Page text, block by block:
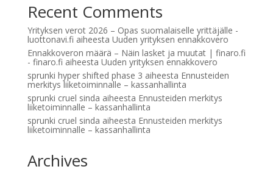
Recent Comments
Yrityksen verot 2026 – Opas suomalaiselle yrittäjälle -
luottonavi.fi aiheesta Uuden yrityksen ennakkovero
Ennakkoveron määrä – Näin lasket ja muutat | finaro.fi
- finaro.fi aiheesta Uuden yrityksen ennakkovero
sprunki hyper shifted phase 3 aiheesta Ennusteiden
merkitys liiketoiminnalle – kassanhallinta
sprunki cruel sinda aiheesta Ennusteiden merkitys
liiketoiminnalle – kassanhallinta
sprunki cruel sinda aiheesta Ennusteiden merkitys
liiketoiminnalle – kassanhallinta
Archives